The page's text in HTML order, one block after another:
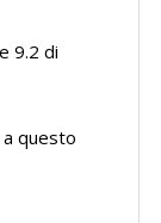
9.2 di
questo